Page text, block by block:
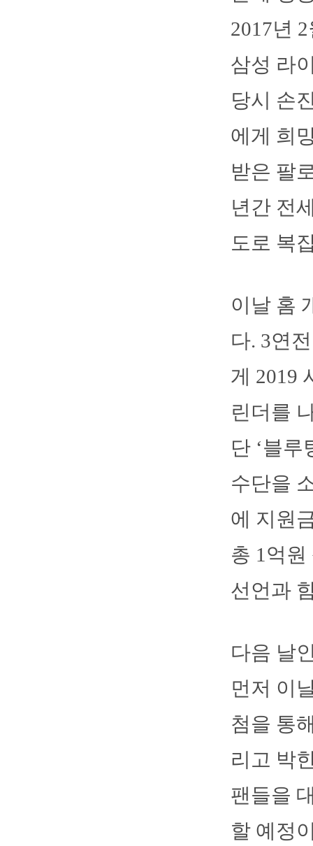
2017년
삼성 라
당시 손
에게 희
받은 팔
년간 전
도로 복
이날 홈
다. 3연
게 2019
린더를
단 ‘블
수단을
에 지원
총 1억
선언과
다음 날
먼저 이
첨을 통
리고 박
팬들을
할 예정